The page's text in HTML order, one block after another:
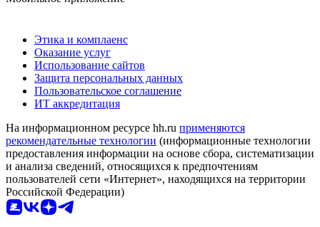
Этика и комплаенс
Оказание услуг
Использование сайтов
Защита персональных данных
Пользовательское соглашение
ИТ аккредитация
На информационном ресурсе hh.ru применяются
рекомендательные технологии (информационные технологии
предоставления информации на основе сбора, систематизации
и анализа сведений, относящихся к предпочтениям
пользователей сети «Интернет», находящихся на территории
Российской Федерации)